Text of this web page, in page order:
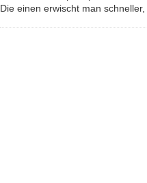
Die einen erwischt man